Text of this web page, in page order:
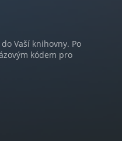
Vaší knihovny. Po
kódem pro